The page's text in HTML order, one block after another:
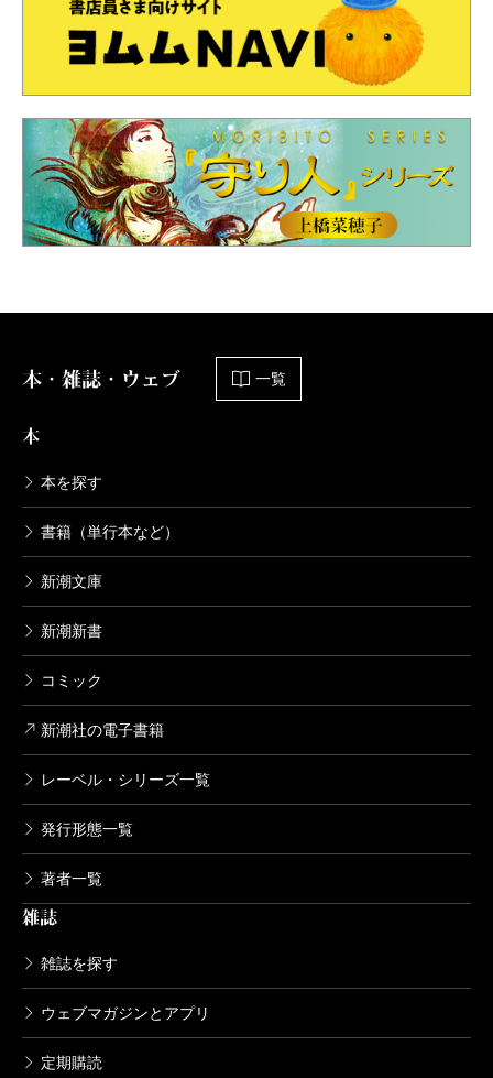
本・雑誌・ウェブ 一覧
本
本を探す
書籍（単行本など）
新潮文庫
新潮新書
コミック
新潮社の電子書籍
レーベル・シリーズ一覧
発行形態一覧
著者一覧
雑誌
雑誌を探す
ウェブマガジンとアプリ
定期購読